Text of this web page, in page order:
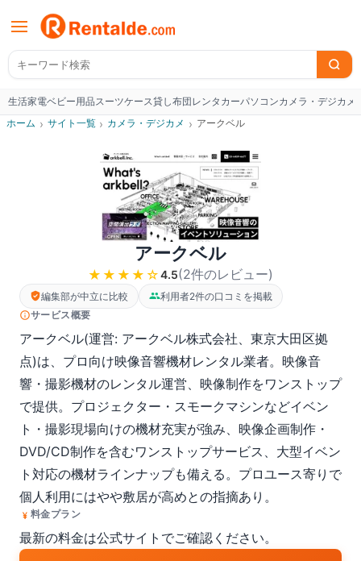
生活家電ベビー用品スーツケース貸し布団レンタカーパソコンカメラ・デジカメ
ホーム › サイト一覧 › カメラ・デジカメ › アークベル
アークベル
★★★★ ☆4.5(2件のレビュー)
編集部が中立に比較
利用者2件の口コミを掲載
サービス概要
アークベル(運営: アークベル株式会社、東京大田区拠
点)は、プロ向け映像音響機材レンタル業者。映像音
響・撮影機材のレンタル運営、映像制作をワンストップ
で提供。プロジェクター・スモークマシンなどイベン
ト・撮影現場向けの機材充実が強み、映像企画制作・
DVD/CD制作を含むワンストップサービス、大型イベン
ト対応の機材ラインナップも備える。プロユース寄りで
個人利用にはやや敷居が高めとの指摘あり。
料金プラン
最新の料金は公式サイトでご確認ください。